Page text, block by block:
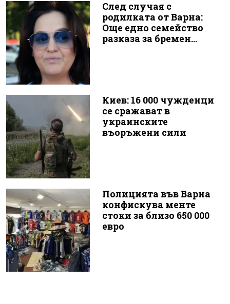
След случая с
родилката от Варна:
Още едно семейство
разказа за бремен...
Киев: 16 000 чужденци
се сражават в
украинските
въоръжени сили
Полицията във Варна
конфискува менте
стоки за близо 650 000
евро